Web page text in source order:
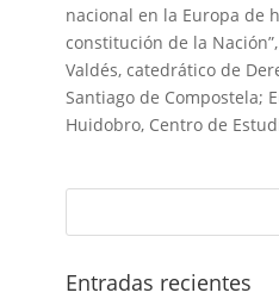
nacional en la Europa de
constitución de la
Valdés, catedrático de
Santiago de Compostela;
Huidobro, Centro de
Entradas recientes